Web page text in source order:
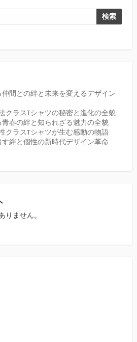
検索
間との絆と未来を変えるデザイン
クラスTシャツの秘密と進化の全貌
春の絆と知られざる魅力の全貌
クラスTシャツが生む感動の物語
絆と個性の新時代デザイン革命
りません。